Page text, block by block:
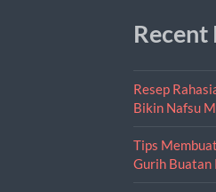
Recent
Resep
Bikin Nafsu
Tips
Gurih Buatan